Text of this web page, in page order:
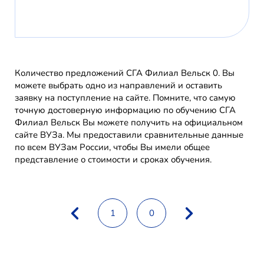
Количество предложений СГА Филиал Вельск 0. Вы
можете выбрать одно из направлений и оставить
заявку на поступление на сайте. Помните, что самую
точную достоверную информацию по обучению СГА
Филиал Вельск Вы можете получить на официальном
сайте ВУЗа. Мы предоставили сравнительные данные
по всем ВУЗам России, чтобы Вы имели общее
представление о стоимости и сроках обучения.
1 0